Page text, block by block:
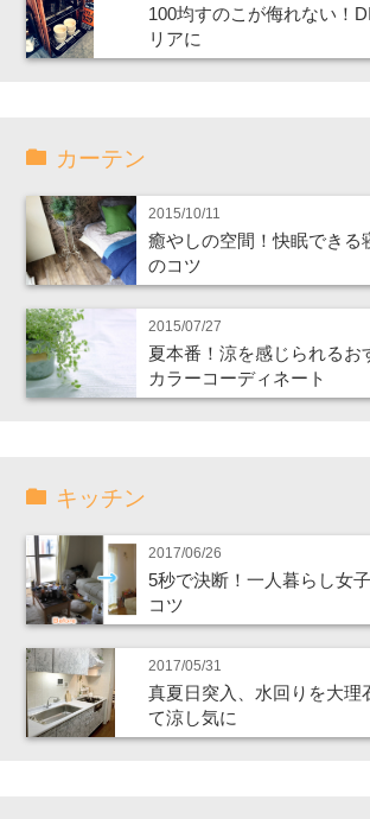
100均すのこが侮れない！
リアに
カーテン
2015/10/11
癒やしの空間！快眠できる
のコツ
2015/07/27
夏本番！涼を感じられるお
カラーコーディネート
キッチン
2017/06/26
5秒で決断！一人暮らし女
コツ
2017/05/31
真夏日突入、水回りを大理
て涼し気に